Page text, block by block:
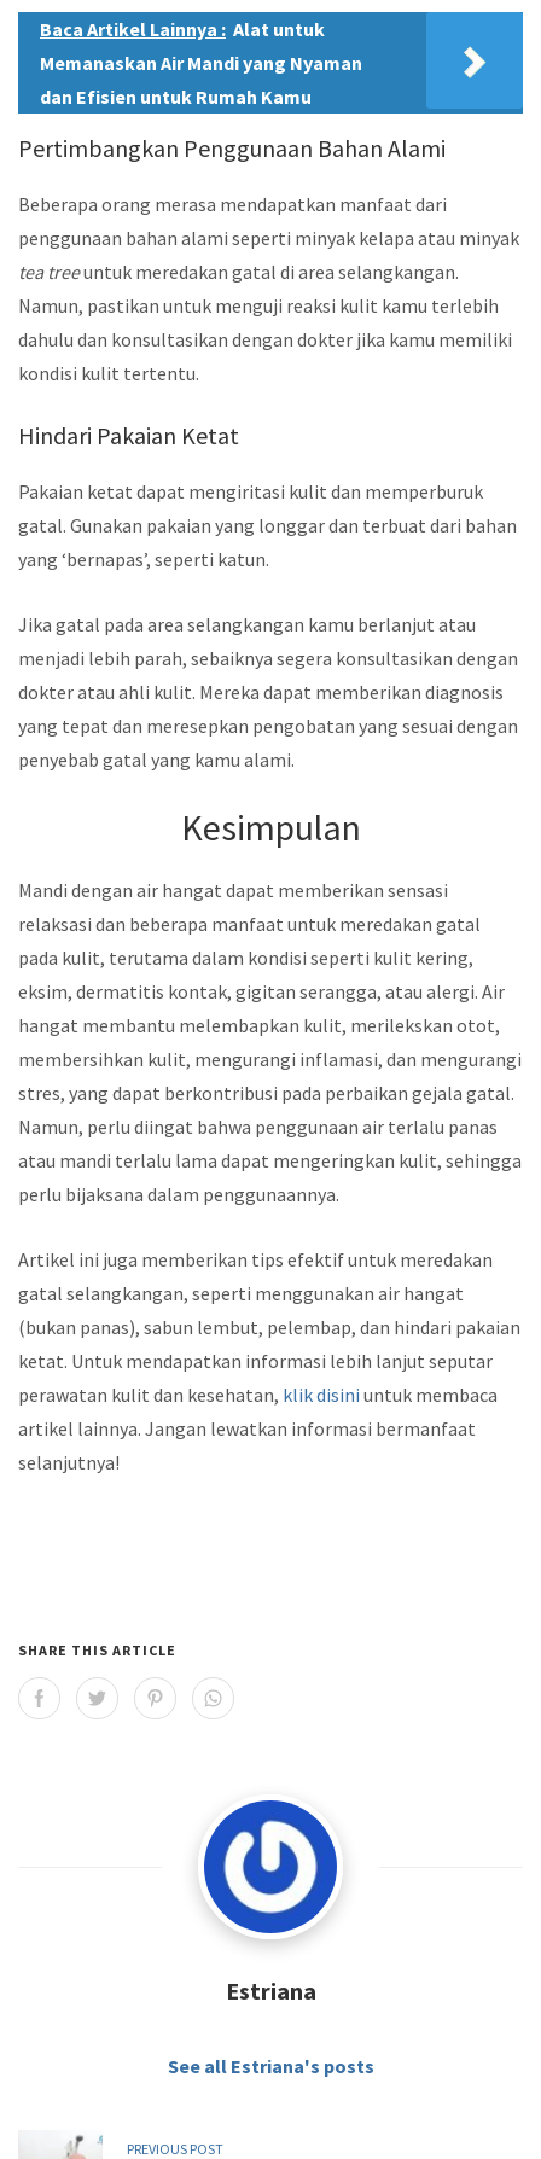
Baca Artikel Lainnya : Alat untuk
Memanaskan Air Mandi yang Nyaman
dan Efisien untuk Rumah Kamu
Pertimbangkan Penggunaan Bahan Alami
Beberapa orang merasa mendapatkan manfaat dari
penggunaan bahan alami seperti minyak kelapa atau minyak
tea treeuntuk meredakan gatal di area selangkangan.
Namun, pastikan untuk menguji reaksi kulit kamu terlebih
dahulu dan konsultasikan dengan dokter jika kamu memiliki
kondisi kulit tertentu.
Hindari Pakaian Ketat
Pakaian ketat dapat mengiritasi kulit dan memperburuk
gatal. Gunakan pakaian yang longgar dan terbuat dari bahan
yang ‘bernapas’, seperti katun.
Jika gatal pada area selangkangan kamu berlanjut atau
menjadi lebih parah, sebaiknya segera konsultasikan dengan
dokter atau ahli kulit. Mereka dapat memberikan diagnosis
yang tepat dan meresepkan pengobatan yang sesuai dengan
penyebab gatal yang kamu alami.
Kesimpulan
Mandi dengan air hangat dapat memberikan sensasi
relaksasi dan beberapa manfaat untuk meredakan gatal
pada kulit, terutama dalam kondisi seperti kulit kering,
eksim, dermatitis kontak, gigitan serangga, atau alergi. Air
hangat membantu melembapkan kulit, merilekskan otot,
membersihkan kulit, mengurangi inflamasi, dan mengurangi
stres, yang dapat berkontribusi pada perbaikan gejala gatal.
Namun, perlu diingat bahwa penggunaan air terlalu panas
atau mandi terlalu lama dapat mengeringkan kulit, sehingga
perlu bijaksana dalam penggunaannya.
Artikel ini juga memberikan tips efektif untuk meredakan
gatal selangkangan, seperti menggunakan air hangat
(bukan panas), sabun lembut, pelembap, dan hindari pakaian
ketat. Untuk mendapatkan informasi lebih lanjut seputar
perawatan kulit dan kesehatan, klik disini untuk membaca
artikel lainnya. Jangan lewatkan informasi bermanfaat
selanjutnya!
SHARE THIS ARTICLE
Estriana
See all Estriana's posts
PREVIOUS POST